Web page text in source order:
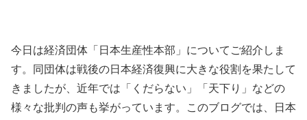
今日は経済団体「日本生産性本部」についてご紹介しま
す。同団体は戦後の日本経済復興に大きな役割を果たして
きましたが、近年では「くだらない」「天下り」などの
様々な批判の声も挙がっています。このブログでは、日本